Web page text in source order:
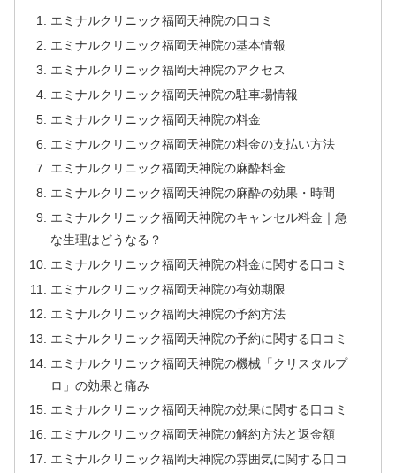
エミナルクリニック福岡天神院の口コミ
エミナルクリニック福岡天神院の基本情報
エミナルクリニック福岡天神院のアクセス
エミナルクリニック福岡天神院の駐車場情報
エミナルクリニック福岡天神院の料金
エミナルクリニック福岡天神院の料金の支払い方法
エミナルクリニック福岡天神院の麻酔料金
エミナルクリニック福岡天神院の麻酔の効果・時間
エミナルクリニック福岡天神院のキャンセル料金｜急
な生理はどうなる？
エミナルクリニック福岡天神院の料金に関する口コミ
エミナルクリニック福岡天神院の有効期限
エミナルクリニック福岡天神院の予約方法
エミナルクリニック福岡天神院の予約に関する口コミ
エミナルクリニック福岡天神院の機械「クリスタルプ
ロ」の効果と痛み
エミナルクリニック福岡天神院の効果に関する口コミ
エミナルクリニック福岡天神院の解約方法と返金額
エミナルクリニック福岡天神院の雰囲気に関する口コ